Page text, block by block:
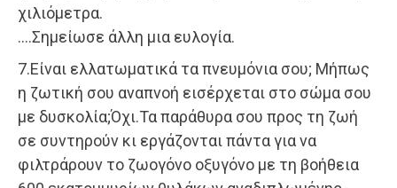
χιλιόμετρα.
….Σημείωσε άλλη μια ευλογία.
7.Είναι ελλατωματικά τα πνευμόνια σου; Μήπως
η ζωτική σου αναπνοή εισέρχεται στο σώμα σου
με δυσκολία;Όχι.Τα παράθυρα σου προς τη ζωή
σε συντηρούν κι εργάζονται πάντα για να
φιλτράρουν το ζωογόνο οξυγόνο με τη βοήθεια